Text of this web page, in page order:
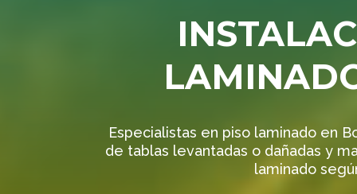
Especialistas en piso laminado en
de tablas levantadas o dañadas y
laminado